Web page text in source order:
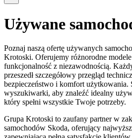
Używane
Poznaj naszą ofertę używanych
Krotoski. Oferujemy różnorodne modele
funkcjonalność z niezawodnością.
przeszedł szczegółowy przegląd
bezpieczeństwo i komfort użytkowania.
wyszukiwarki, aby znaleźć idealny
który spełni wszystkie Twoje potrzeby.
Grupa Krotoski to zaufany partner w
samochodów Skoda, oferujący